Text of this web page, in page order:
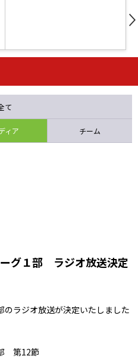
石人の星
て
ィア チーム
グ１部 ラジオ放送決定
ラジオ放送が決定いたしました
第12節